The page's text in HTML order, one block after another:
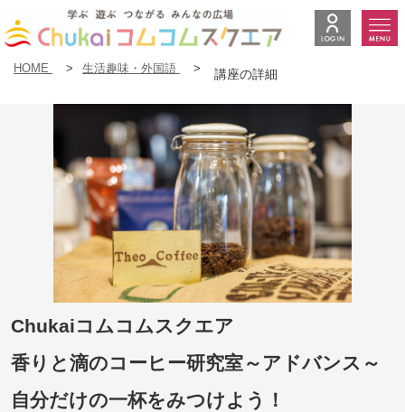
HOME > 生活趣味・外国語 > 講座の詳細
Chukaiコムコムスクエア
香りと滴のコーヒー研究室～アドバンス～
自分だけの一杯をみつけよう！